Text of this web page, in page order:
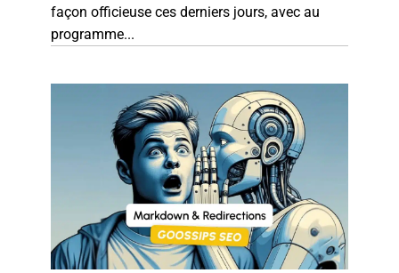
façon officieuse ces derniers jours, avec au
programme...